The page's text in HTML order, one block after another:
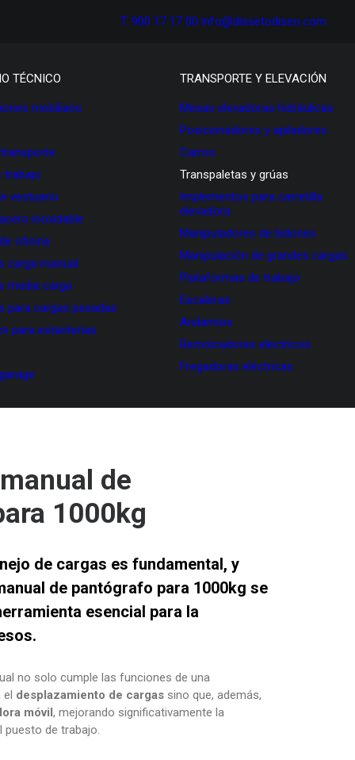
T. 900 17 17 00 info@dissetodiseo.com
TÉCNICO
mobiliario
trabajo
vestuario
inoxidable
oficina
carga manual
media carga
para cargas pesadas
para estanterías
TRANSPORTE Y ELEVACIÓN
Mesas elevadoras hidráulicas
Posicionadores y apiladores
Carros
Transpaletas y grúas
Implementos para carretilla
elevadora
Manipuladores de bidones
Manipulación de grandes cargas
Plataformas de trabajo
Escaleras
Andamios
Remolcadores eléctricos
Fregadoras eléctricas
de
1000kg
de cargas es fundamental, y
de pantógrafo para 1000kg se
esencial para la
no solo cumple las funciones de una
el desplazamiento de cargas sino que, además,
móvil, mejorando significativamente la
puesto de trabajo.